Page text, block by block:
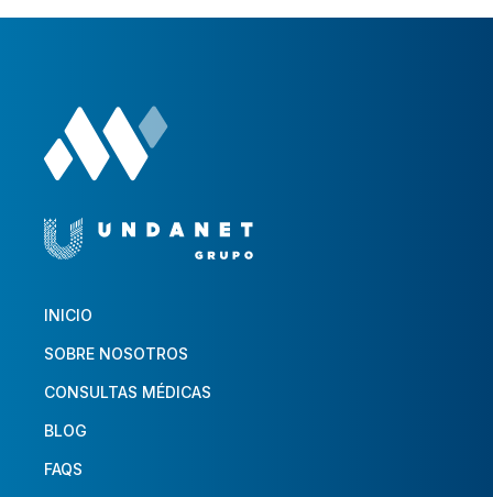
INICIO
SOBRE NOSOTROS
CONSULTAS MÉDICAS
BLOG
FAQS